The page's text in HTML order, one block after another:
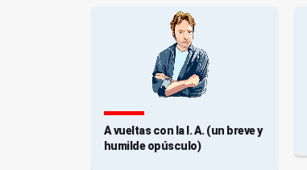
A vueltas con la I. A. (un breve y
humilde opúsculo)